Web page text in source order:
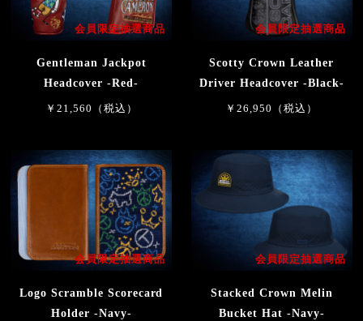
会員限定抽選商品
Gentleman Jackpot
Headcover -Red-
￥21,560（税込）
会員限定抽選商品
Scotty Crown Leather
Driver Headcover -Black-
￥26,950（税込）
会員限定抽選商品
Logo Scramble Scorecard
Holder -Navy-
会員限定抽選商品
Stacked Crown Melin
Bucket Hat -Navy-